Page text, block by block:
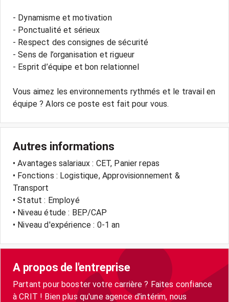
- Dynamisme et motivation
- Ponctualité et sérieux
- Respect des consignes de sécurité
- Sens de l’organisation et rigueur
- Esprit d’équipe et bon relationnel
Vous aimez les environnements rythmés et le travail en
équipe ? Alors ce poste est fait pour vous.
Autres informations
• Avantages salariaux : CET, Panier repas
• Fonctions : Logistique, Approvisionnement &
Transport
• Statut : Employé
• Niveau étude : BEP/CAP
• Niveau d'expérience : 0-1 an
A propos de l'entreprise
Partant pour booster votre carrière ? Faites confiance
à CRIT ! Bien plus qu'une agence d'intérim, nous